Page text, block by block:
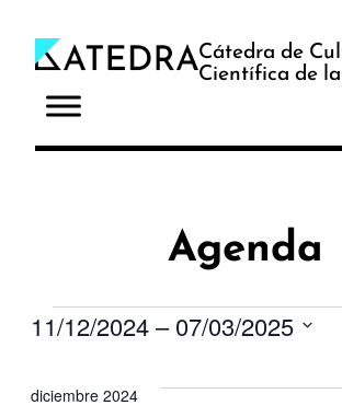
Cátedra de
Científica de
Agenda
Eventos
11/12/2024 – 07/03/2025
diciembre 2024